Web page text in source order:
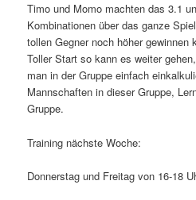
Timo und Momo machten das 3.1
Kombinationen über das ganze
tollen Gegner noch höher
Toller Start so kann es weiter
man in der Gruppe einfach
Mannschaften in dieser Gruppe,
Gruppe.
Training nächste Woche:
Donnerstag und Freitag von 16-18